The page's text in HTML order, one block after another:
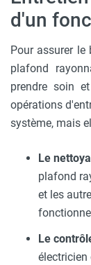
d'un
Pour assurer
plafond
prendre soin
opérations
système, mais
Le
plafond
et les
Le
électricien